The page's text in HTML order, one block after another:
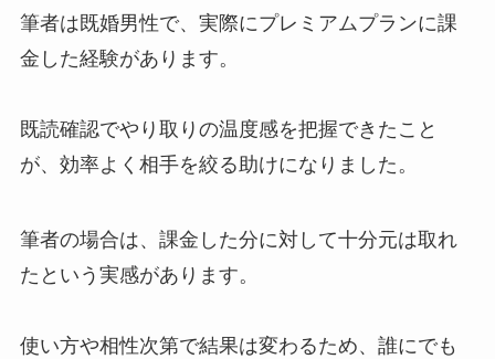
筆者は既婚男性で、実際にプレミアムプランに課
金した経験があります。
既読確認でやり取りの温度感を把握できたこと
が、効率よく相手を絞る助けになりました。
筆者の場合は、課金した分に対して十分元は取れ
たという実感があります。
使い方や相性次第で結果は変わるため、誰にでも